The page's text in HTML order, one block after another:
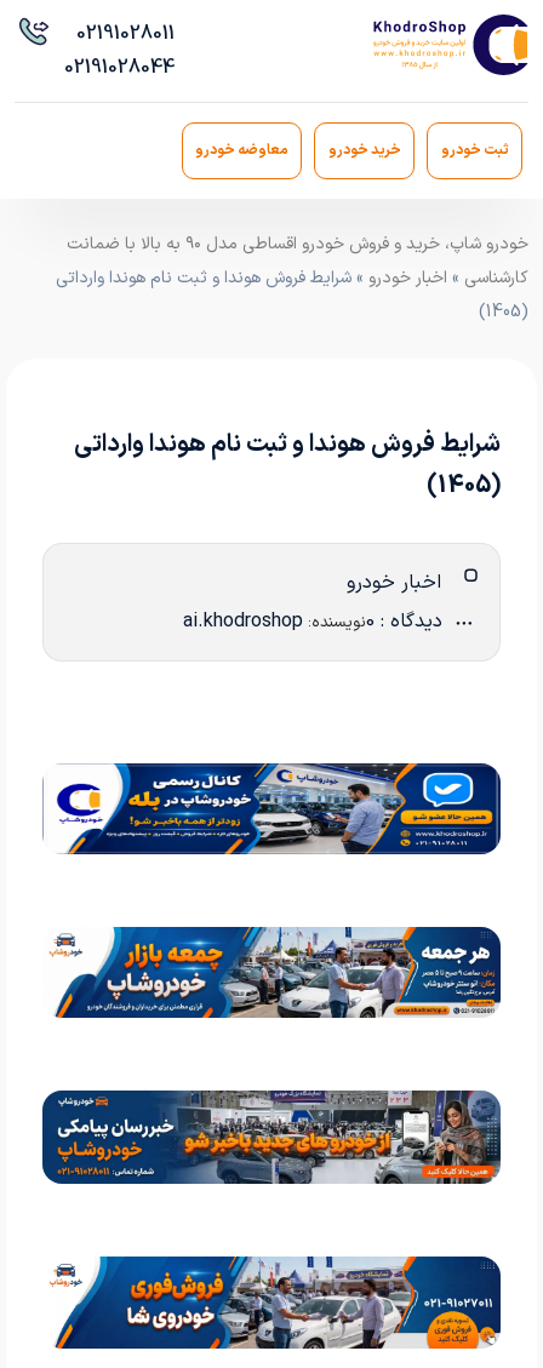
02191028011
02191028044
ثبت خودرو خرید خودرو معاوضه خودرو
خودرو شاپ، خرید و فروش خودرو اقساطی مدل ۹۰ به بالا با ضمانت
کارشناسی » اخبار خودرو » شرایط فروش هوندا و ثبت نام هوندا وارداتی
(1405)
شرایط فروش هوندا و ثبت نام هوندا وارداتی
(1405)
اخبار خودرو
دیدگاه : 0 نویسنده: ai.khodroshop